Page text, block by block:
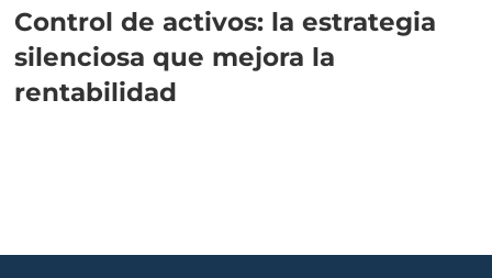
Control de activos: la estrategia
silenciosa que mejora la
rentabilidad